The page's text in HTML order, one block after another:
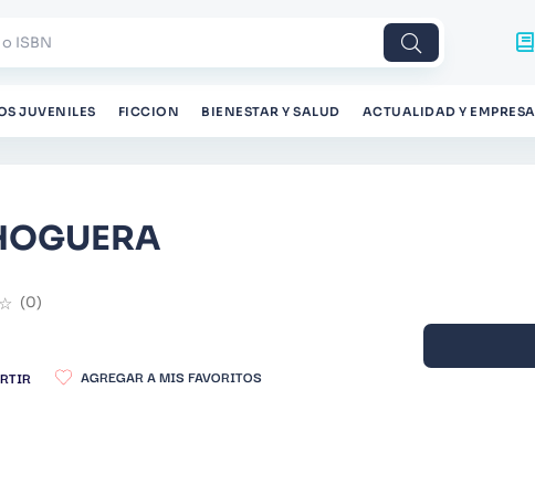
JUVENILES FICCION BIENESTAR Y SALUD ACTUALIDAD Y EMPRESA
☆ (0)